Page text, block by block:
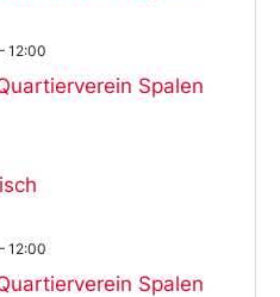
Spalen
12:00
Spalen
12:00